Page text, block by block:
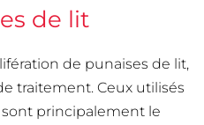
de lit
de punaises de lit,
traitement. Ceux utilisés
principalement le